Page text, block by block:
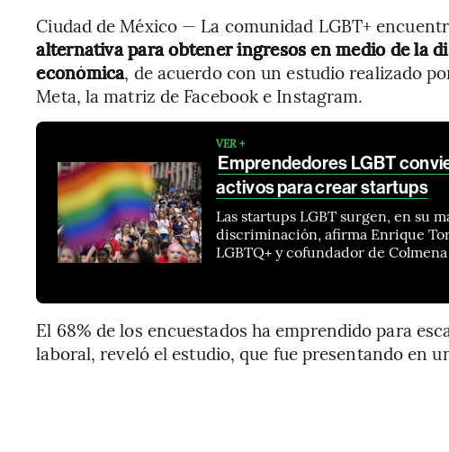
Ciudad de México — La comunidad LGBT+
alternativa para obtener ingresos en medio de la
económica, de acuerdo con un estudio realizado
Meta, la matriz de Facebook e Instagram.
VER +
Emprendedores LGBT
activos para crear startups
Las startups LGBT surgen, en su
discriminación, afirma Enrique
LGBTQ+ y cofundador de Colmena
El 68% de los encuestados ha emprendido para
laboral, reveló el estudio, que fue presentando en